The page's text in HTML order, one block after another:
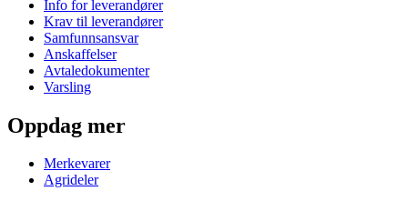
Info for leverandører
Krav til leverandører
Samfunnsansvar
Anskaffelser
Avtaledokumenter
Varsling
Oppdag mer
Merkevarer
Agrideler